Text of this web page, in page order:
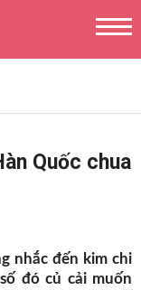
Quốc chua
nhắc đến kim chi
đó củ cải muốn